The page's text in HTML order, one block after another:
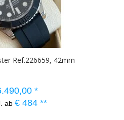
Ref.226659, 42mm
*
ab € 484 **